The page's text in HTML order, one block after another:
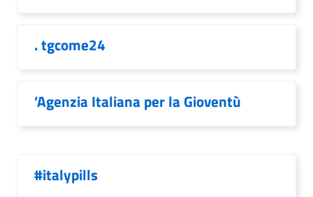
. tgcome24
’Agenzia Italiana per la Gioventù
#italypills